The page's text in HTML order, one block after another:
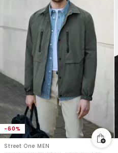
-60%
Street One MEN